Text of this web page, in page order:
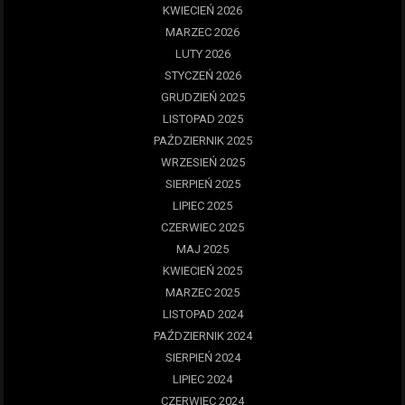
KWIECIEŃ 2026
MARZEC 2026
LUTY 2026
STYCZEŃ 2026
GRUDZIEŃ 2025
LISTOPAD 2025
PAŹDZIERNIK 2025
WRZESIEŃ 2025
SIERPIEŃ 2025
LIPIEC 2025
CZERWIEC 2025
MAJ 2025
KWIECIEŃ 2025
MARZEC 2025
LISTOPAD 2024
PAŹDZIERNIK 2024
SIERPIEŃ 2024
LIPIEC 2024
CZERWIEC 2024